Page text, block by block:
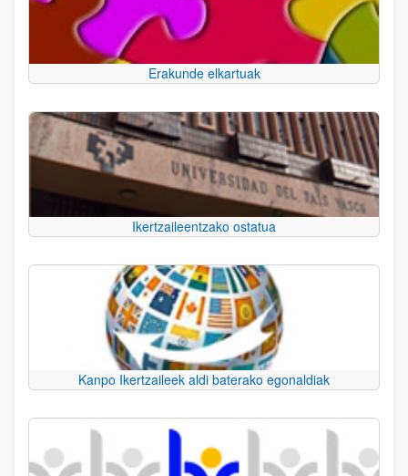
Erakunde elkartuak
Ikertzaileentzako ostatua
Kanpo Ikertzaileek aldi baterako egonaldiak